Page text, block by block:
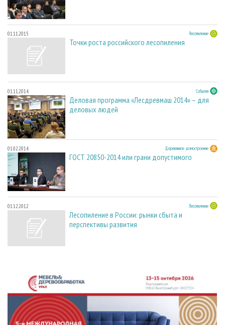
01.11.2015 Лесопиление
Точки роста российского лесопиления
01.11.2014 События
Деловая программа «Лесдревмаш 2014» – для
деловых людей
01.02.2014 Деревянное домостроение
ГОСТ 20850-2014 или грани допустимого
01.12.2012 Лесопиление
Лесопиление в России: рынки сбыта и
перспективы развития